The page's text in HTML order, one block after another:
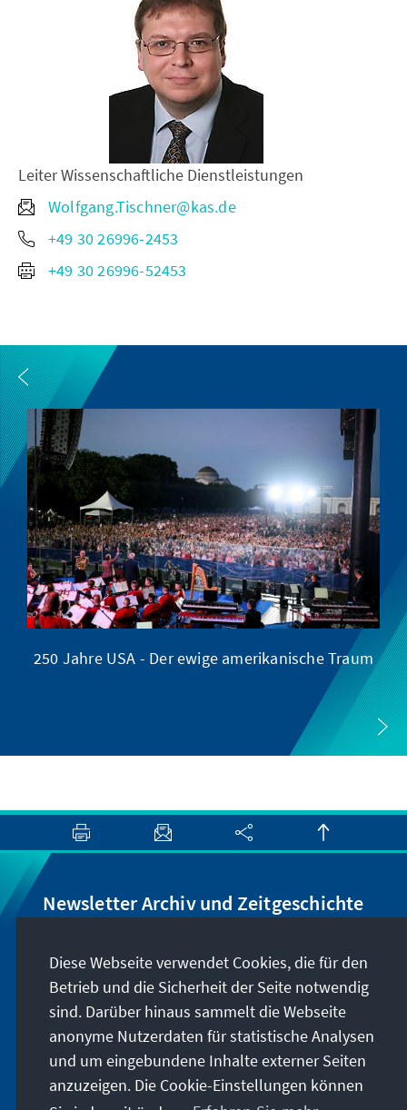
Leiter Wissenschaftliche Dienstleistungen
Wolfgang.Tischner@kas.de
+49 30 26996-2453
+49 30 26996-52453
250 Jahre USA - Der ewige amerikanische Traum
Newsletter Archiv und Zeitgeschichte
Wir informieren Sie über Neuigkeiten rund um
unser Archiv, geben Hinweise zu unseren
zeithistorisch-politischen Veranstaltungen und
machen Sie auf neu erschienene Publikationen
und Formate aufmerksam. Der Newsletter
erscheint vier- bis fünfmal im Jahr.
Diese Webseite verwendet Cookies, die für den
Betrieb und die Sicherheit der Seite notwendig
sind. Darüber hinaus sammelt die Webseite
anonyme Nutzerdaten für statistische Analysen
und um eingebundene Inhalte externer Seiten
anzuzeigen. Die Cookie-Einstellungen können